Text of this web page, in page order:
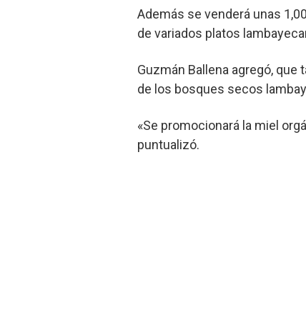
Además se venderá unas
de variados platos
Guzmán Ballena agregó,
de los bosques secos
«Se promocionará la miel
puntualizó.